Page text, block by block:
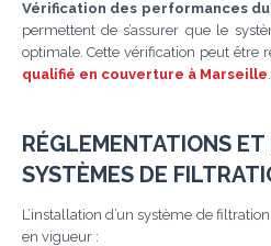
Vérification des performances
permettent de s’assurer que le
optimale. Cette vérification peut être
qualifié en couverture à Marseille
RÉGLEMENTATIONS
SYSTÈMES DE
L’installation d’un système de
en vigueur :